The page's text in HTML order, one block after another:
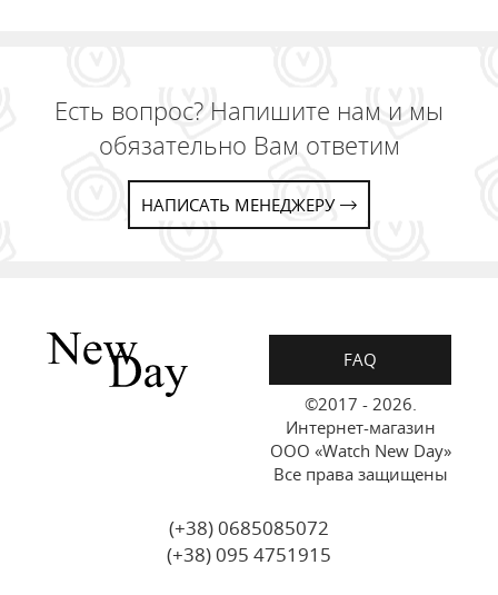
Есть вопрос? Напишите нам и мы
обязательно Вам ответим
НАПИСАТЬ МЕНЕДЖЕРУ
FAQ
©2017 - 2026.
Интернет-магазин
ООО «Watch New Day»
Все права защищены
(+38) 0685085072
(+38) 095 4751915